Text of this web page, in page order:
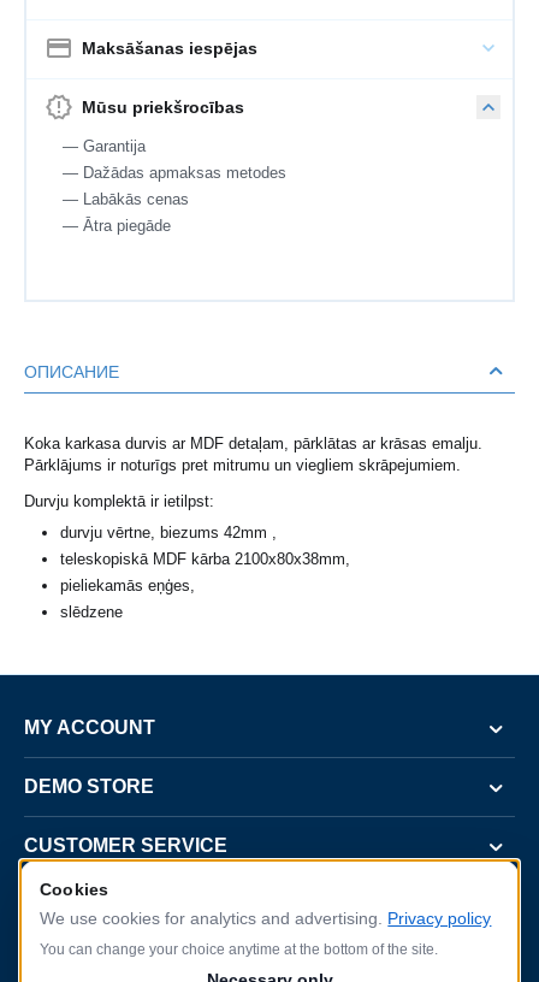
Maksāšanas iespējas
Mūsu priekšrocības
— Garantija
— Dažādas apmaksas metodes
— Labākās cenas
— Ātra piegāde
ОПИСАНИЕ
Koka karkasa durvis ar MDF detaļam, pārklātas ar krāsas emalju.
Pārklājums ir noturīgs pret mitrumu un viegliem skrāpejumiem.
Durvju komplektā ir ietilpst:
durvju vērtne, biezums 42mm ,
teleskopiskā MDF kārba 2100x80x38mm,
pieliekamās eņģes,
slēdzene
MY ACCOUNT
DEMO STORE
CUSTOMER SERVICE
Cookies
We use cookies for analytics and advertising. Privacy policy
You can change your choice anytime at the bottom of the site.